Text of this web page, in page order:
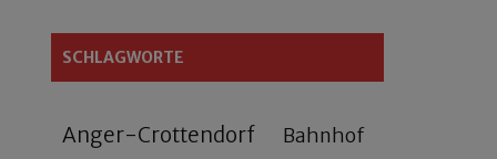
SCHLAGWORTE
Anger-Crottendorf Bahnhof